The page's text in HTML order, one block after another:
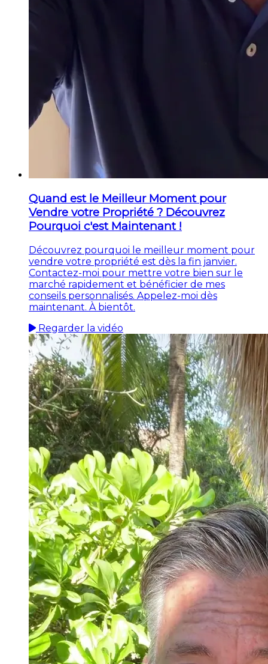
Quand est le Meilleur Moment pour
Vendre votre Propriété ? Découvrez
Pourquoi c'est Maintenant !
Découvrez pourquoi le meilleur moment pour
vendre votre propriété est dès la fin janvier.
Contactez-moi pour mettre votre bien sur le
marché rapidement et bénéficier de mes
conseils personnalisés. Appelez-moi dès
maintenant. À bientôt.
Regarder la vidéo